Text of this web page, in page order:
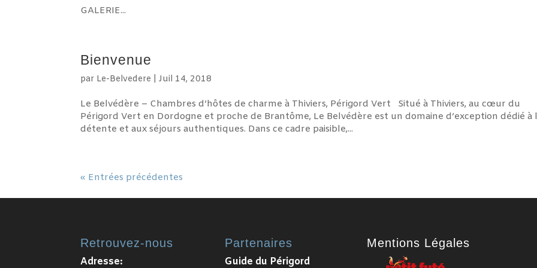
GALERIE...
Bienvenue
par Le-Belvedere |Juil 14, 2018
Le Belvédère – Chambres d’hôtes de charme à Thiviers, Périgord Vert Situé à Thiviers, au cœur du
Périgord Vert en Dordogne et proche de Brantôme, Le Belvédère est un domaine d’exception dédié à
détente et aux séjours authentiques. Dans ce cadre paisible,...
« Entrées précédentes
Retrouvez-nous
Adresse:
Partenaires
Guide du Périgord
Mentions Légales